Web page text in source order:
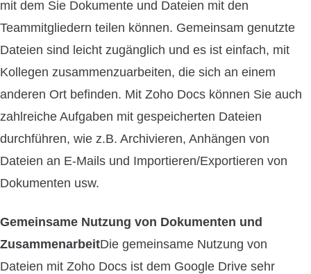
mit dem Sie Dokumente und Dateien mit den
Teammitgliedern teilen können. Gemeinsam genutzte
Dateien sind leicht zugänglich und es ist einfach, mit
Kollegen zusammenzuarbeiten, die sich an einem
anderen Ort befinden. Mit Zoho Docs können Sie auch
zahlreiche Aufgaben mit gespeicherten Dateien
durchführen, wie z.B. Archivieren, Anhängen von
Dateien an E-Mails und Importieren/Exportieren von
Dokumenten usw.
Gemeinsame Nutzung von Dokumenten und
ZusammenarbeitDie gemeinsame Nutzung von
Dateien mit Zoho Docs ist dem Google Drive sehr